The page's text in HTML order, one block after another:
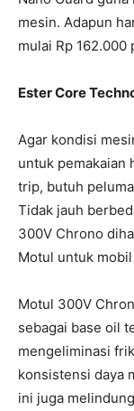
mesin. Adapun
mulai Rp 162.000
Ester Core
Agar kondisi
untuk pemakaian
trip, butuh
Tidak jauh
300V Chrono
Motul untuk
Motul 300V
sebagai base oil
mengeliminasi
konsistensi daya
ini juga